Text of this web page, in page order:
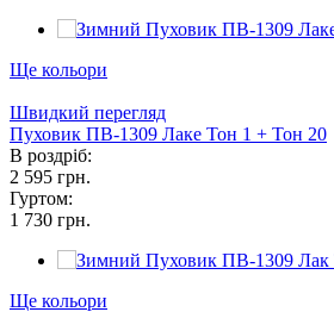
Ще кольори
Швидкий перегляд
Пуховик ПВ-1309 Лаке Тон 1 + Тон 20
В роздріб:
2 595 грн.
Гуртом:
1 730 грн.
Ще кольори